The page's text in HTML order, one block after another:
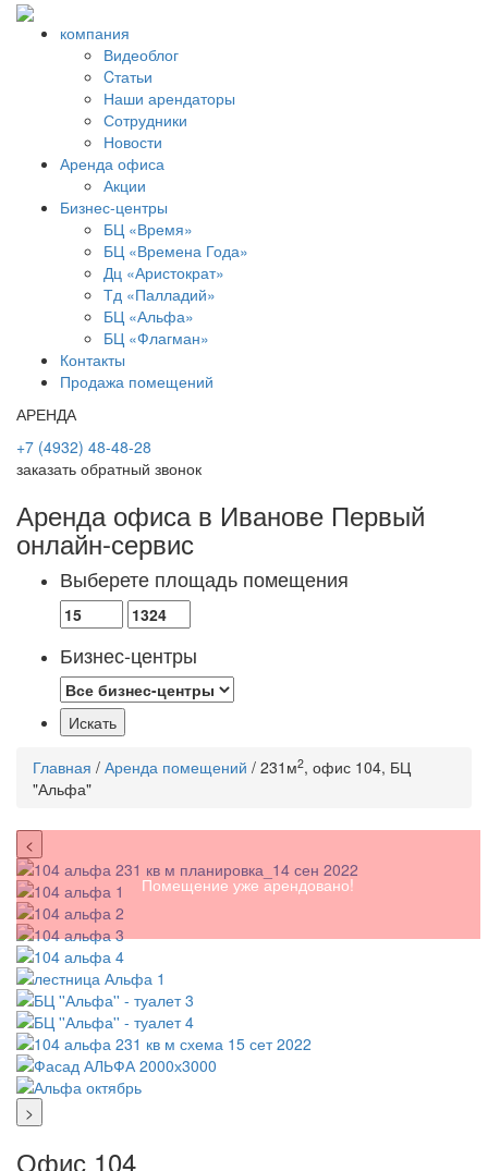
компания
Видеоблог
Cтатьи
Наши арендаторы
Сотрудники
Новости
Аренда офиса
Акции
Бизнес-центры
БЦ «Время»
БЦ «Времена Года»
Дц «Аристократ»
Тд «Палладий»
БЦ «Альфа»
БЦ «Флагман»
Контакты
Продажа помещений
АРЕНДА
+7 (4932) 48-48-28
заказать обратный звонок
Аренда офиса в Иванове Первый
онлайн-сервис
Выберете площадь помещения
Бизнес-центры
Главная / Аренда помещений / 231м2, офис 104, БЦ
"Альфа"
Помещение уже арендовано!
<
>
Офис 104